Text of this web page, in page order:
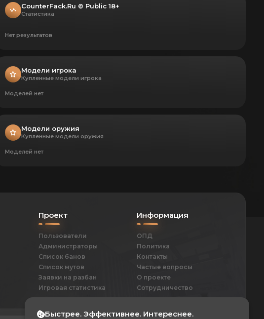
CounterFack.Ru © Public 18+
Статистика
Нет результатов
Модели игрока
Купленные модели игрока
Моделей нет
Модели оружия
Купленные модели оружия
Моделей нет
Проект
Пользователи
Администраторы
Список банов
Список мутов
Заявки на разбан
Игровая статистика
Информация
ОПД
Политика
Контакты
Частые вопросы
О проекте
Сотрудничество
Быстрее. Эффективнее. Интереснее.